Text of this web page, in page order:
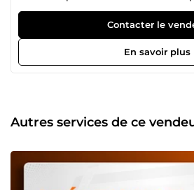
permettra d'apporter une grande
tous services dont vous auriez
notoriété et développer votre
toutes préoccupations, n'hésitez
contacter afin qu'on puisse discuter
Contacter le
En savoir plus
Autres services de ce